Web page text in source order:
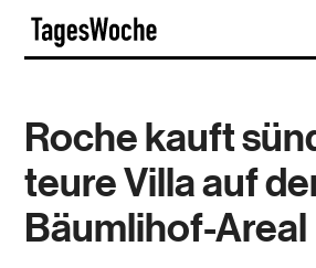
Skip
content
Roche kauft
teure Villa auf
Bäumlihof-Areal